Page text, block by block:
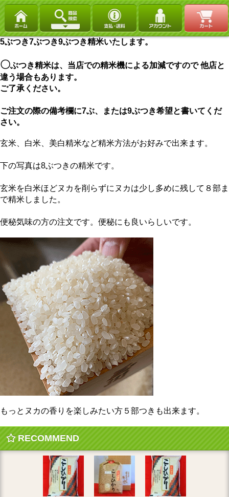
5ぶつき7ぶつき9ぶつき精米いたします。
〇ぶつき精米は、当店での精米機による加減ですので 他店と
違う場合もあります。
ご了承ください。
ご注文の際の備考欄に7ぶ、または9ぶつき希望と書いてくだ
さい。
玄米、白米、美白精米など精米方法がお好みで出来ます。
下の写真は8ぶつきの精米です。
玄米を白米ほどヌカを削らずにヌカは少し多めに残して８部ま
で精米しました。
便秘気味の方の注文です。便秘にも良いらしいです。
もっとヌカの香りを楽しみたい方５部つきも出来ます。
RECOMMEND